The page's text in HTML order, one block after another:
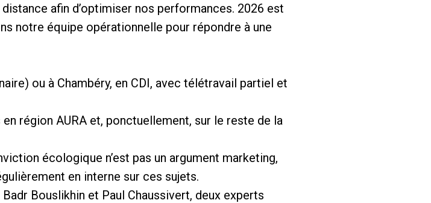
afin d’optimiser nos performances. 2026 est
notre équipe opérationnelle pour répondre à une
ou à Chambéry, en CDI, avec télétravail partiel et
région AURA et, ponctuellement, sur le reste de la
écologique n’est pas un argument marketing,
en interne sur ces sujets.
Bouslikhin et Paul Chaussivert, deux experts